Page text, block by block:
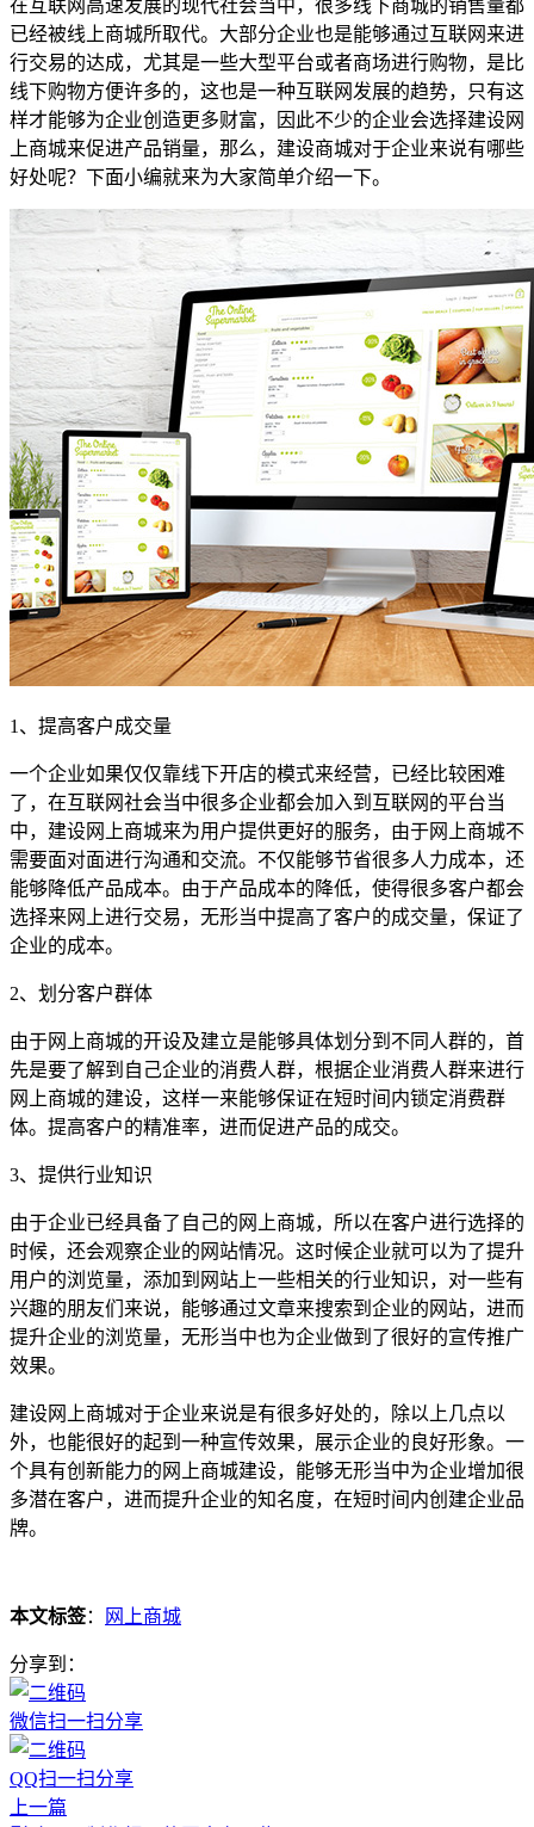
在互联网高速发展的现代社会当中，很多线下商城的销售量都
已经被线上商城所取代。大部分企业也是能够通过互联网来进
行交易的达成，尤其是一些大型平台或者商场进行购物，是比
线下购物方便许多的，这也是一种互联网发展的趋势，只有这
样才能够为企业创造更多财富，因此不少的企业会选择建设网
上商城来促进产品销量，那么，建设商城对于企业来说有哪些
好处呢？下面小编就来为大家简单介绍一下。
1、提高客户成交量
一个企业如果仅仅靠线下开店的模式来经营，已经比较困难
了，在互联网社会当中很多企业都会加入到互联网的平台当
中，建设网上商城来为用户提供更好的服务，由于网上商城不
需要面对面进行沟通和交流。不仅能够节省很多人力成本，还
能够降低产品成本。由于产品成本的降低，使得很多客户都会
选择来网上进行交易，无形当中提高了客户的成交量，保证了
企业的成本。
2、划分客户群体
由于网上商城的开设及建立是能够具体划分到不同人群的，首
先是要了解到自己企业的消费人群，根据企业消费人群来进行
网上商城的建设，这样一来能够保证在短时间内锁定消费群
体。提高客户的精准率，进而促进产品的成交。
3、提供行业知识
由于企业已经具备了自己的网上商城，所以在客户进行选择的
时候，还会观察企业的网站情况。这时候企业就可以为了提升
用户的浏览量，添加到网站上一些相关的行业知识，对一些有
兴趣的朋友们来说，能够通过文章来搜索到企业的网站，进而
提升企业的浏览量，无形当中也为企业做到了很好的宣传推广
效果。
建设网上商城对于企业来说是有很多好处的，除以上几点以
外，也能很好的起到一种宣传效果，展示企业的良好形象。一
个具有创新能力的网上商城建设，能够无形当中为企业增加很
多潜在客户，进而提升企业的知名度，在短时间内创建企业品
牌。
本文标签： 网上商城
分享到：
微信扫一扫分享
QQ扫一扫分享
上一篇